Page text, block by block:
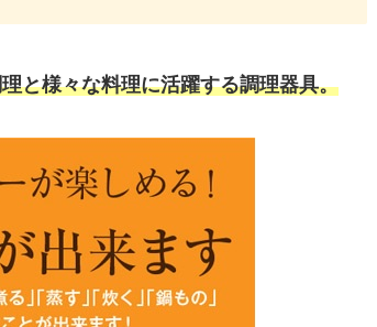
と様々な料理に活躍する調理器具。